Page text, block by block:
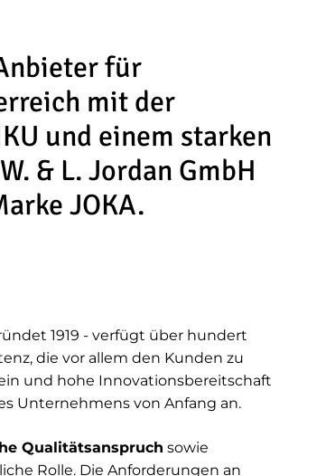
für
mit der
und einem starken
& L. Jordan GmbH
JOKA.
1919 - verfügt über hundert
die vor allem den Kunden zu
und hohe Innovationsbereitschaft
Unternehmens von Anfang an.
Qualitätsanspruch sowie
Rolle. Die Anforderungen an